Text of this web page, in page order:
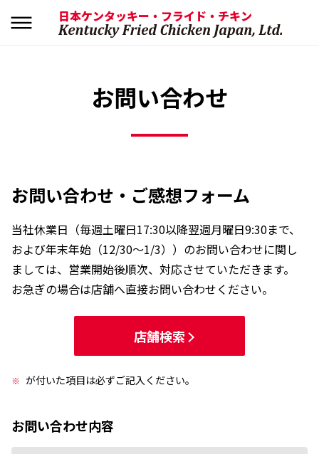
日本ケンタッキー・フライド・チキン
お問い合わせ
お問い合わせ・ご感想フォーム
当社休業日（毎週土曜日17:30以降翌週月曜日9:30まで、
および年末年始（12/30〜1/3））のお問い合わせに関し
ましては、 営業開始後順次、対応させていただきます。
お急ぎの場合は店舗へ直接お問い合わせください。
店舗検索
※ が付いた項目は必ずご記入ください。
お問い合わせ内容